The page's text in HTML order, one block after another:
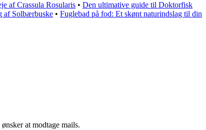
af Crassula Rosularis • Den ultimative guide til Doktorfisk
af Solbærbuske • Fuglebad på fod: Et skønt naturindslag til din
at modtage mails.